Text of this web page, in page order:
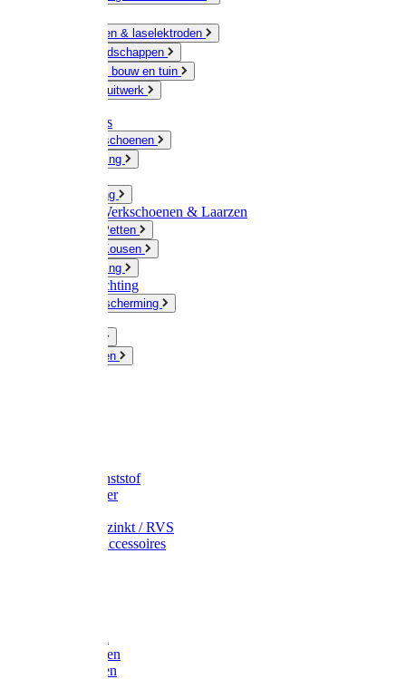
Slijpschijven & laselektroden
Handgereedschappen
IJzerwaren bouw en tuin
Hang en sluitwerk
Disposables
Werkhandschoenen
Regenkleding
Werkkleding
Wandel-/ Werkschoenen & Laarzen
Hoeden / Petten
Sokken / Kousen
Winterkleding
Winkelinrichting
Gelaatsbescherming
Knaagdieren
Emmer kunststof
Schepemmer
Emmer verzinkt / RVS
Regenton accessoires
Gazonharken
Asfaltharken